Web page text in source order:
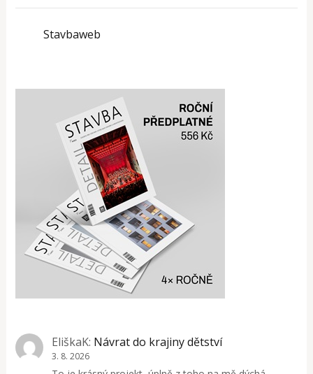
Stavbaweb
EliškaK: Návrat do krajiny dětství
3. 8. 2026